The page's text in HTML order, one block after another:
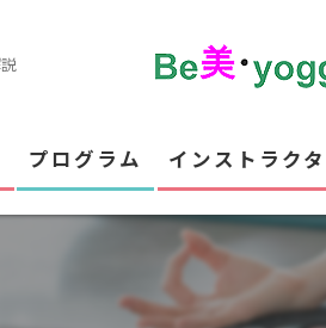
プログラム インストラク